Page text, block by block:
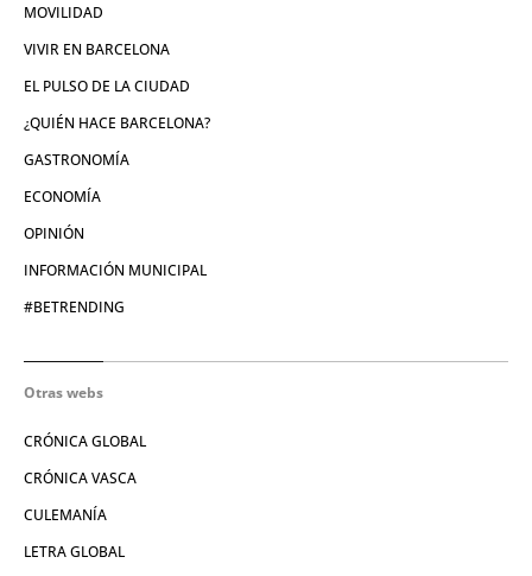
MOVILIDAD
VIVIR EN BARCELONA
EL PULSO DE LA CIUDAD
¿QUIÉN HACE BARCELONA?
GASTRONOMÍA
ECONOMÍA
OPINIÓN
INFORMACIÓN MUNICIPAL
#BETRENDING
Otras webs
CRÓNICA GLOBAL
CRÓNICA VASCA
CULEMANÍA
LETRA GLOBAL